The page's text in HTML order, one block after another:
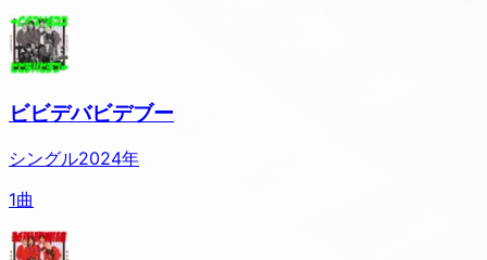
ビビデバビデブー
シングル2024年
1曲